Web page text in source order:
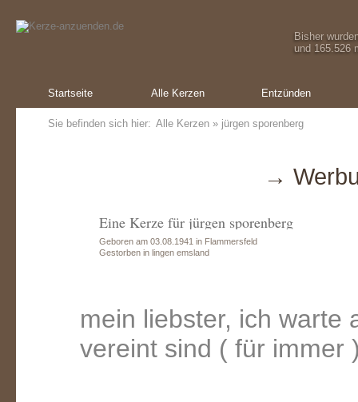
Bisher
und 165.526
Startseite Alle Kerzen Entzünden
Sie befinden sich hier: Alle Kerzen » jürgen sporenberg
→
Eine Kerze für jürgen sporenberg
Geboren am 03.08.1941 in Flammersfeld
Gestorben in lingen emsland
mein liebster, ich warte
vereint sind ( für immer